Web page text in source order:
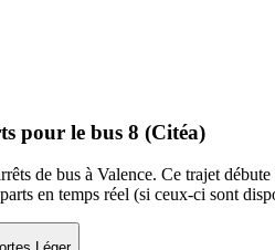
pour le bus 8 (Citéa)
de bus à Valence. Ce trajet
en temps réel (si ceux-ci sont